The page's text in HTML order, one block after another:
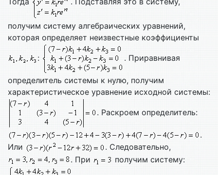
получим систему алгебраических уравнений,
которая определяет неизвестные коэффициенты
: . Приравнивая
определитель системы к нулю, получим
характеристическое уравнение исходной системы:
. Раскроем определитель:
.
Или
. Следовательно,
. При
получим систему: